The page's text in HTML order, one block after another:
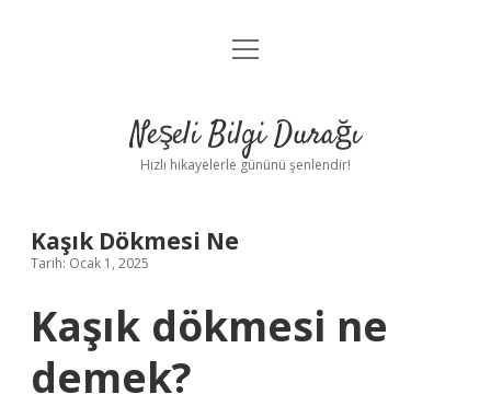
Anasayfa
Yasal Uyarı
menüyü
Neşeli Bilgi Durağı
Hızlı hikayelerle gününü şenlendir!
Kaşık Dökmesi Ne
Tarih: Ocak 1, 2025
Kaşık dökmesi ne
demek?